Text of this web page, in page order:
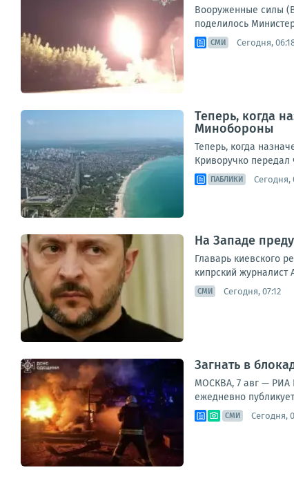
Вооруженные силы
поделилось
СМИ Сегодня,
Теперь, когда
Минобороны
Теперь, когда
Криворучко передал
ПАБЛИКИ Сегодня,
На Западе
Главарь киевского
кипрский журналист
СМИ Сегодня, 07:12
Загнать в
МОСКВА, 7 авг — РИА
ежедневно
СМИ Сегодня,